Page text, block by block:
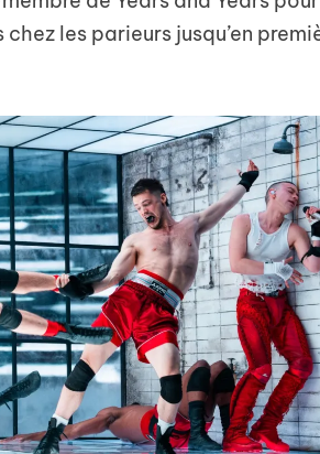
les parieurs jusqu’en